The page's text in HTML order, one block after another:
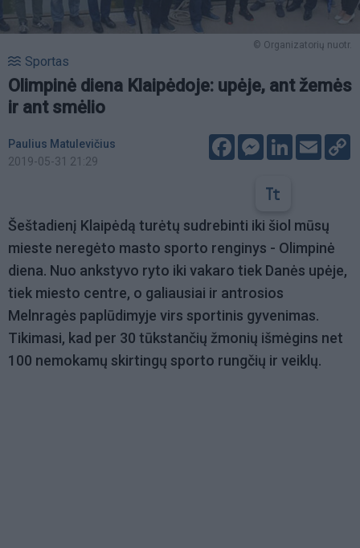
© Organizatorių nuotr.
Sportas
Olimpinė diena Klaipėdoje: upėje, ant žemės
ir ant smėlio
Paulius Matulevičius
2019-05-31 21:29
FacebookMessenger
LinkedIn
Email
Šeštadienį Klaipėdą turėtų sudrebinti iki šiol mūsų
mieste neregėto masto sporto renginys - Olimpinė
diena. Nuo ankstyvo ryto iki vakaro tiek Danės upėje,
tiek miesto centre, o galiausiai ir antrosios
Melnragės paplūdimyje virs sportinis gyvenimas.
Tikimasi, kad per 30 tūkstančių žmonių išmėgins net
100 nemokamų skirtingų sporto rungčių ir veiklų.